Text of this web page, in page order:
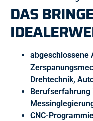
DAS
abgeschlossene
Drehtechnik,
Berufserfahrung
CNC-